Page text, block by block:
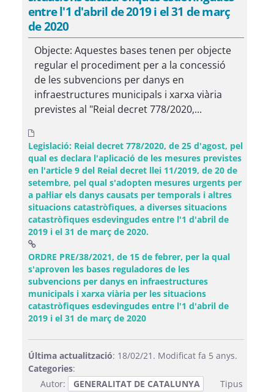
entre l'1 d'abril de 2019 i el 31 de març
de 2020
Objecte: Aquestes bases tenen per objecte
regular el procediment per a la concessió
de les subvencions per danys en
infraestructures municipals i xarxa viària
previstes al "Reial decret 778/2020,...
Legislació: Reial decret 778/2020, de 25 d'agost, pel
qual es declara l'aplicació de les mesures previstes
en l'article 9 del Reial decret llei 11/2019, de 20 de
setembre, pel qual s'adopten mesures urgents per
a pal·liar els danys causats per temporals i altres
situacions catastròfiques, a diverses situacions
catastròfiques esdevingudes entre l'1 d'abril de
2019 i el 31 de març de 2020.
ORDRE PRE/38/2021, de 15 de febrer, per la qual
s'aproven les bases reguladores de les
subvencions per danys en infraestructures
municipals i xarxa viària per les situacions
catastròfiques esdevingudes entre l'1 d'abril de
2019 i el 31 de març de 2020(Obre una finestra nova)
Última actualització: 18/02/21. Modificat fa 5 anys.
Categories:
Autor:
GENERALITAT DE CATALUNYA
Tipus